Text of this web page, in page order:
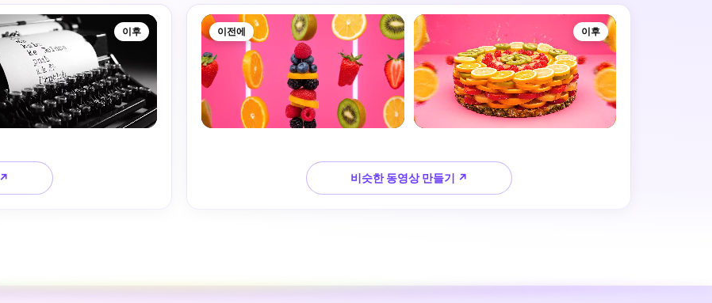
이후 이전에 이후
비슷한 동영상 만들기 ↗